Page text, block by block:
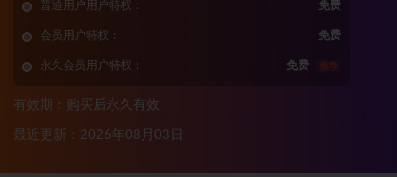
普通用户用户特权： 免费
会员用户特权： 免费
永久会员用户特权： 免费 推荐
有效期：购买后永久有效
最近更新：2026年08月03日